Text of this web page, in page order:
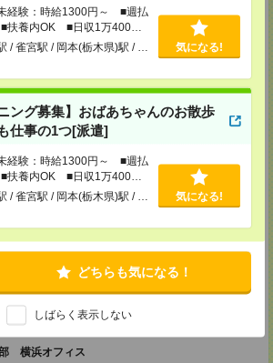
経験：時給1300円～ ■週払
養内OK ■日収1万400円
/ 雀宮駅 / 岡本(栃木県)駅 / … 気になる!
ング募集】おばあちゃんのお散歩
仕事の1つ[派遣]
経験：時給1300円～ ■週払
養内OK ■日収1万400円
/ 雀宮駅 / 岡本(栃木県)駅 / … 気になる!
どちらも気になる！
しばらく表示しない
第12関口ビル7F 705号室
新宿オフィス
新宿御苑ビル6階
ts.jp
部 立川事業部
町田オフィス
大樹生命町田ビル6F
横浜オフィス